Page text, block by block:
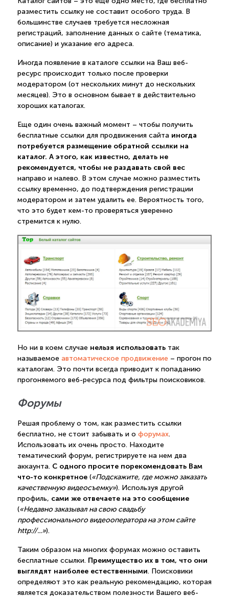
разместить ссылку не составит особого труда. В
большинстве случаев требуется несложная
регистраций, заполнение данных о сайте (тематика,
описание) и указание его адреса.
Иногда появление в каталоге ссылки на Ваш веб-
ресурс происходит только после проверки
модератором (от нескольких минут до нескольких
месяцев). Это в основном бывает в действительно
хороших каталогах.
Еще один очень важный момент – чтобы получить
бесплатные ссылки для продвижения сайта иногда
потребуется размещение обратной ссылки на
каталог. А этого, как известно, делать не
рекомендуется, чтобы не раздавать свой вес
направо и налево. В этом случае можно разместить
ссылку временно, до подтверждения регистрации
модератором и затем удалить ее. Вероятность того,
что это будет кем-то проверяться уверенно
стремится к нулю.
Но ни в коем случае нельзя использоватьтак
называемое автоматическое продвижение – прогон по
каталогам. Это почти всегда приводит к попаданию
прогоняемого веб-ресурса под фильтры поисковиков.
Форумы
Решая проблему о том, как разместить ссылки
бесплатно, не стоит забывать и о форумах.
Использовать их очень просто. Находите
тематический форум, регистрируете на нем два
аккаунта. С одного просите порекомендовать Вам
что-то конкретное(«Подскажите, где можно заказать
качественную видеосъемку»). Используя другой
профиль, сами же отвечаете на это сообщение
(«Недавно заказывал на свою свадьбу
профессионального видеооператора на этом сайте
http://...»).
Таким образом на многих форумах можно оставить
бесплатные ссылки. Преимущество их в том, что они
выглядят наиболее естественными. Поисковики
определяют это как реальную рекомендацию, которая
является доказательством полезности Вашего веб-